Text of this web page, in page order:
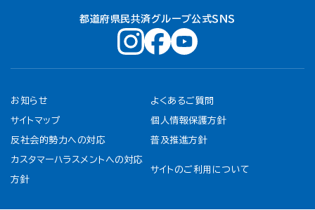
都道府県民共済グループ公式ＳＮＳ
お知らせ よくあるご質問
サイトマップ 個人情報保護方針
反社会的勢力への対応 普及推進方針
カスタマーハラスメントへの対応
方針
サイトのご利用について